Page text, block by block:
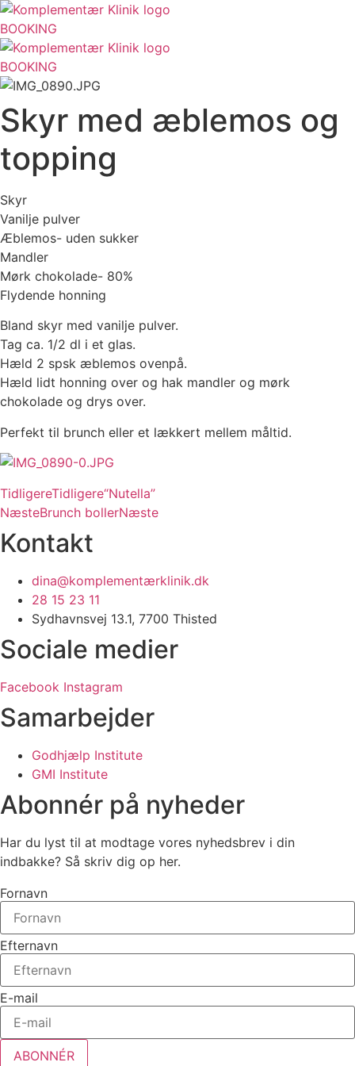
Videre
til
indhold
BOOKING
BOOKING
Skyr med æblemos og
topping
Skyr
Vanilje pulver
Æblemos- uden sukker
Mandler
Mørk chokolade- 80%
Flydende honning
Bland skyr med vanilje pulver.
Tag ca. 1/2 dl i et glas.
Hæld 2 spsk æblemos ovenpå.
Hæld lidt honning over og hak mandler og mørk
chokolade og drys over.
Perfekt til brunch eller et lækkert mellem måltid.
TidligereTidligere“Nutella”
NæsteBrunch bollerNæste
Kontakt
dina@komplementærklinik.dk
28 15 23 11
Sydhavnsvej 13.1, 7700 Thisted
Sociale medier
Facebook Instagram
Samarbejder
Godhjælp Institute
GMI Institute
Abonnér på nyheder
Har du lyst til at modtage vores nyhedsbrev i din
indbakke? Så skriv dig op her.
Fornavn
Efternavn
E-mail
ABONNÉR